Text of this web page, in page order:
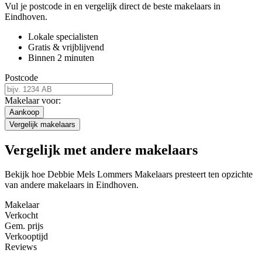
Vul je postcode in en vergelijk direct de beste makelaars in
Eindhoven.
Lokale specialisten
Gratis & vrijblijvend
Binnen 2 minuten
Postcode
Makelaar voor:
Aankoop
Vergelijk makelaars
Vergelijk met andere makelaars
Bekijk hoe Debbie Mels Lommers Makelaars presteert ten opzichte
van andere makelaars in Eindhoven.
Makelaar
Verkocht
Gem. prijs
Verkooptijd
Reviews